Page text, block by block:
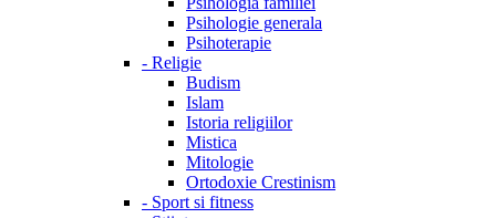
Psihologie generala
Psihoterapie
- Religie
Budism
Islam
Istoria religiilor
Mistica
Mitologie
Ortodoxie Crestinism
- Sport si fitness